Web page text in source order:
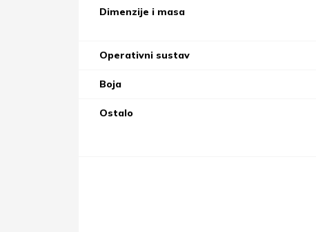
Dimenzije i masa
Operativni sustav
Boja
Ostalo